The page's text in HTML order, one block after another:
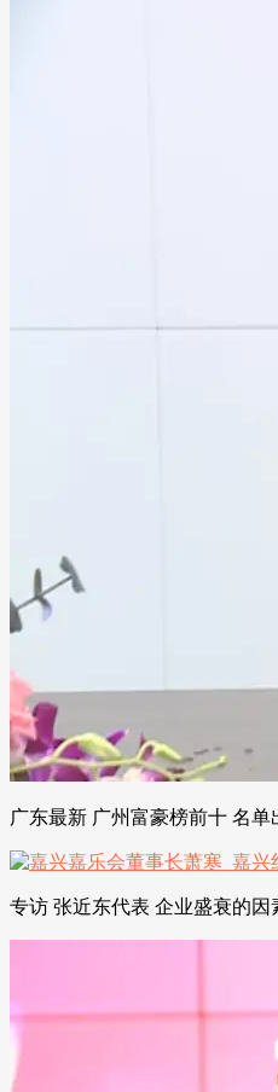
广东最新 广州富豪榜前十 名
专访 张近东代表 企业盛衰的因